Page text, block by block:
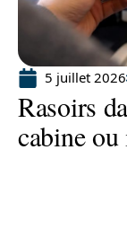
5 juillet 2026
Rasoirs
cabine